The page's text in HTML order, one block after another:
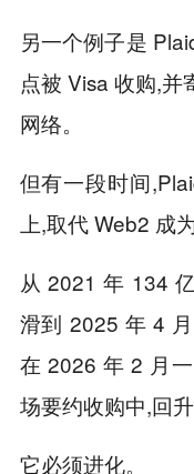
另一个例子是
点被 Visa 收购,并
网络。
但有一段时间
上,取代 Web2 成
从 2021 年 134
滑到 2025 年 4
在 2026 年 2 月
场要约收购中,回
它必须进化。